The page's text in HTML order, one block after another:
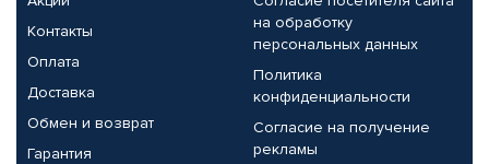
Контакты
Оплата
Доставка
Обмен и возврат
Гарантия
на обработку
персональных данных
Политика
конфиденциальности
Согласие на получение
рекламы